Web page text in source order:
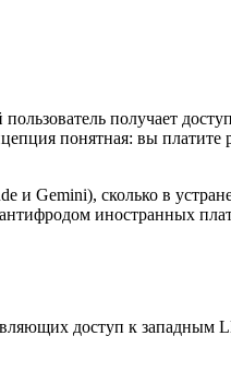
получает
понятная: вы платите
и Gemini), сколько в
иностранных
доступ к западным